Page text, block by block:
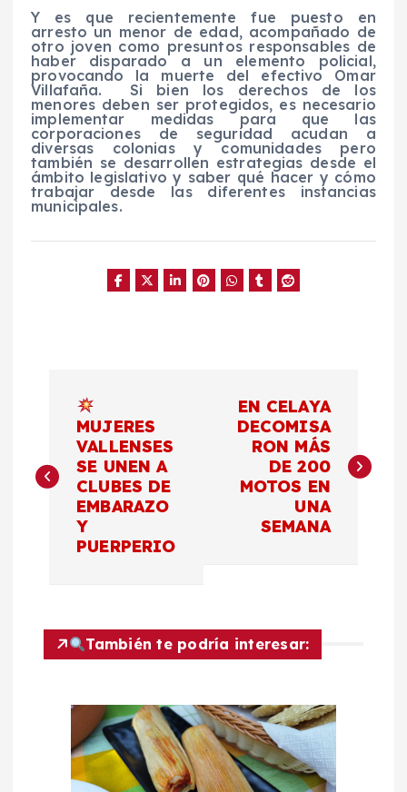
Y es que recientemente fue puesto en
arresto un menor de edad, acompañado de
otro joven como presuntos responsables de
haber disparado a un elemento policial,
provocando la muerte del efectivo Omar
Villafaña.
Si bien los derechos de los
menores deben ser protegidos, es necesario
implementar medidas para que las
corporaciones de seguridad acudan a
diversas colonias y comunidades pero
también se desarrollen estrategias desde el
ámbito legislativo y saber qué hacer y cómo
trabajar desde las diferentes instancias
municipales.
v
c
MUJERES
VALLENSES
SE UNEN A
CLUBES DE
EMBARAZO
Y
PUERPERIO
EN CELAYA
DECOMISA
RON MÁS
DE 200
MOTOS EN
UNA
SEMANA
También te podría interesar: